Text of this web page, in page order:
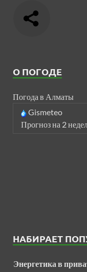
О ПОГОДЕ
Погода в Алматы
Gismeteo
Прогноз на 2
НАБИРАЕТ
Энергетика в